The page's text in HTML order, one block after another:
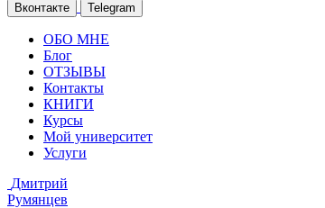
Вконтакте Telegram
ОБО МНЕ
Блог
ОТЗЫВЫ
Контакты
КНИГИ
Курсы
Мой университет
Услуги
Дмитрий
Румянцев